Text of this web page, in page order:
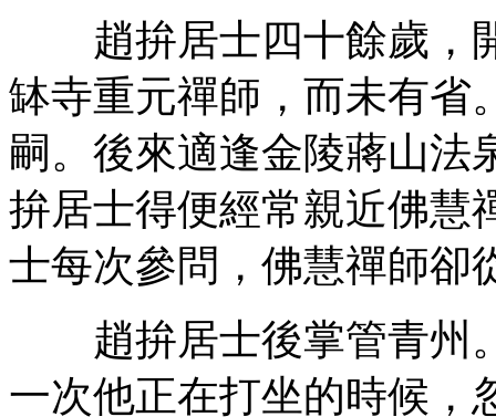
趙拚居士四十餘歲，
缽寺重元禪師，而未有省
嗣。後來適逢金陵蔣山法
拚居士得便經常親近佛慧
士每次參問，佛慧禪師卻
趙拚居士後掌管青州
一次他正在打坐的時候，